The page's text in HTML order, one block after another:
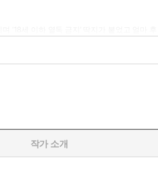
투명하게 드러난다. 여성의 자위, 첫 성 경험
젖꼭지를 빨고 있었다. 마침내 그녀는 내 하
사가 잃어버린 날개를 찾아서」)
시절의 기억으로 내달리고, 거기에는 어머
를 꼽는데 이는 소설에서도 마찬가지다. 위 작
앞 의자에 앉혀주었다.” 「이상한 집」에서
기어 올라왔다.” 주인공에게 사랑(섹스)과 글
작가 소개